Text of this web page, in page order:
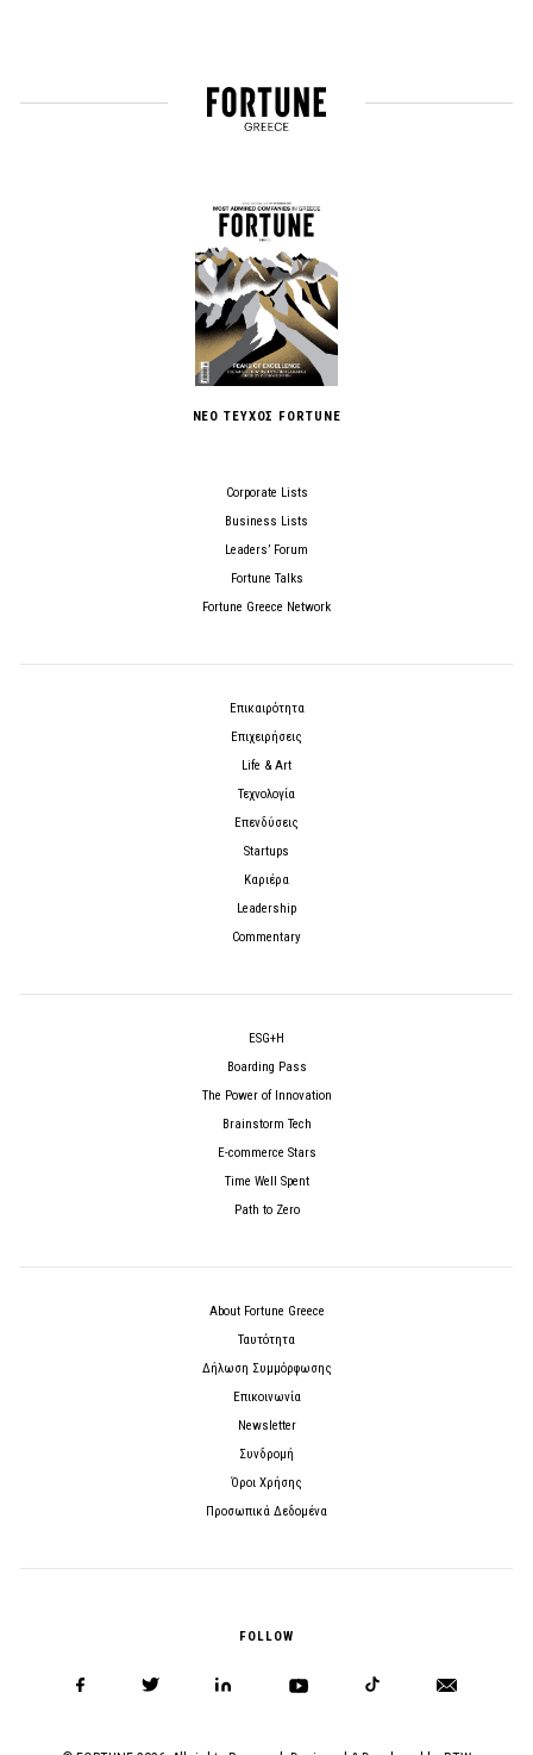
ΝΕΟ ΤΕΥΧΟΣ FORTUNE
Corporate Lists
Business Lists
Leaders’ Forum
Fortune Talks
Fortune Greece Network
Επικαιρότητα
Επιχειρήσεις
Life & Art
Τεχνολογία
Επενδύσεις
Startups
Καριέρα
Leadership
Commentary
ESG+H
Boarding Pass
The Power of Innovation
Brainstorm Tech
E-commerce Stars
Time Well Spent
Path to Zero
About Fortune Greece
Ταυτότητα
Δήλωση Συμμόρφωσης
Επικοινωνία
Newsletter
Συνδρομή
Όροι Χρήσης
Προσωπικά Δεδομένα
FOLLOW